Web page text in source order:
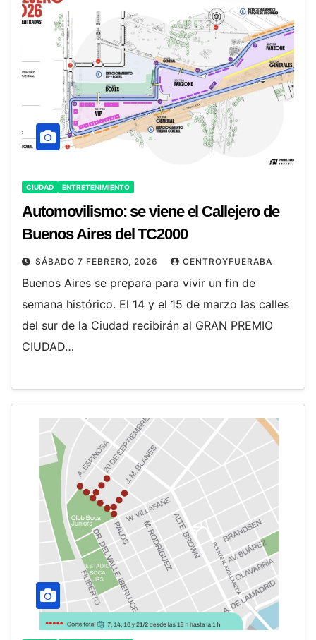
CIUDAD ENTRETENIMIENTO
Automovilismo: se viene el Callejero de
Buenos Aires del TC2000
SÁBADO 7 FEBRERO, 2026 CENTROYFUERABA
Buenos Aires se prepara para vivir un fin de
semana histórico. El 14 y el 15 de marzo las calles
del sur de la Ciudad recibirán al GRAN PREMIO
CIUDAD…